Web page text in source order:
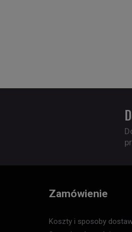
Zamówienie
Koszty i sposoby